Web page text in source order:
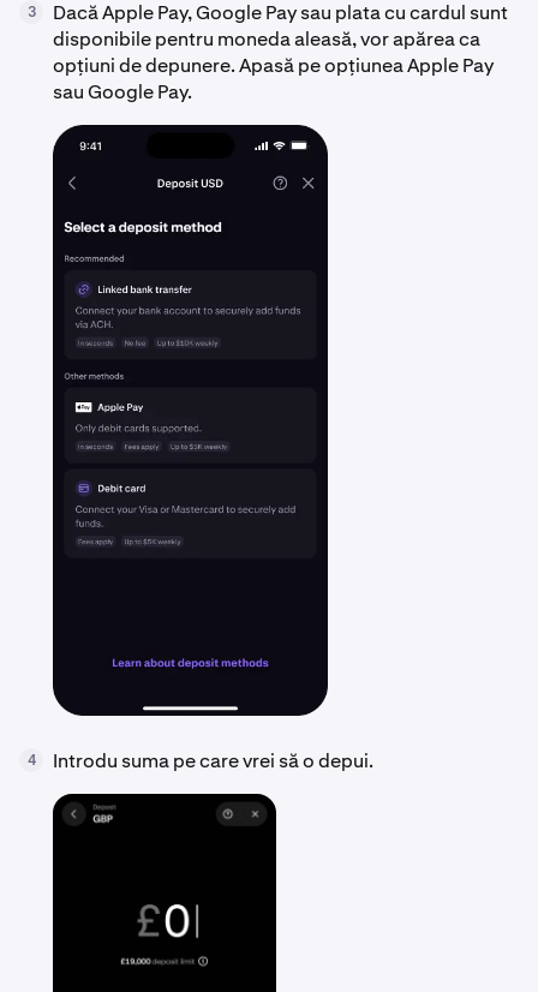
3
Dacă Apple Pay, Google Pay sau plata cu cardul sunt
disponibile pentru moneda aleasă, vor apărea ca
opțiuni de depunere. Apasă pe opțiunea Apple Pay
sau Google Pay.
4 Introdu suma pe care vrei să o depui.